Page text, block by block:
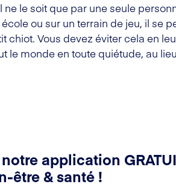
le soit que par une seule
ou sur un terrain de jeu, il se
Vous devez éviter cela en
le monde en toute quiétude, au
application
être & santé !